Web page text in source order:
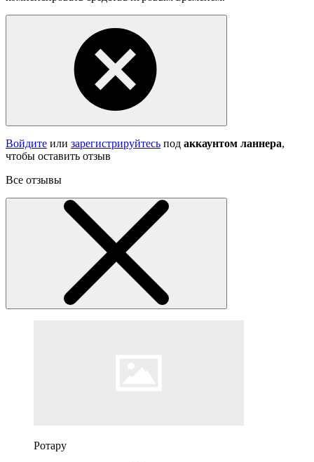
Войдите или зарегистрируйтесь под аккаунтом ланнера,
чтобы оставить отзыв
Все отзывы
Ротару